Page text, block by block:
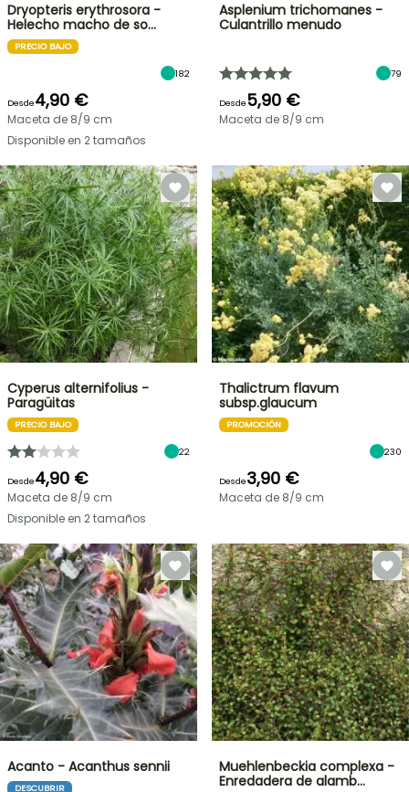
Dryopteris erythrosora -
Helecho macho de so…
PRECIO BAJO
182
Desde4,90 €
Maceta de 8/9 cm
Disponible en 2 tamaños
Asplenium trichomanes -
Culantrillo menudo
79
Desde5,90 €
Maceta de 8/9 cm
Cyperus alternifolius -
Paragüitas
PRECIO BAJO
22
Desde4,90 €
Maceta de 8/9 cm
Disponible en 2 tamaños
Thalictrum flavum
subsp.glaucum
PROMOCIÓN
230
Desde3,90 €
Maceta de 8/9 cm
Acanto - Acanthus sennii
DESCUBRIR
Muehlenbeckia complexa -
Enredadera de alamb…